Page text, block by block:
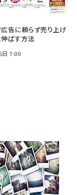
告に頼らず売り上げ
ばす方法
日 7:00